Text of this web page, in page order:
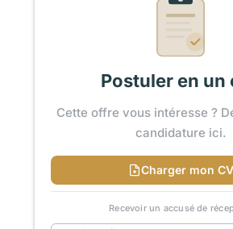
Postuler en un
Cette offre vous intéresse ?
candidature ici.
Charger mon CV
Recevoir un accusé de